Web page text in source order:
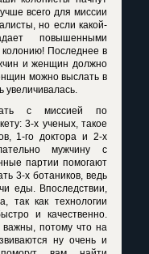
всего для миссии
но если какой-
повышенными
колонию! Последнее в
и женщин должно
можно выслать в
с миссией по
3-х ученых, такое
1-го доктора и 2-х
мужчину с
партии помогают
3-х ботаников, ведь
еды. Впоследствии,
так как технологии
и качественно.
потому что на
ну очень и